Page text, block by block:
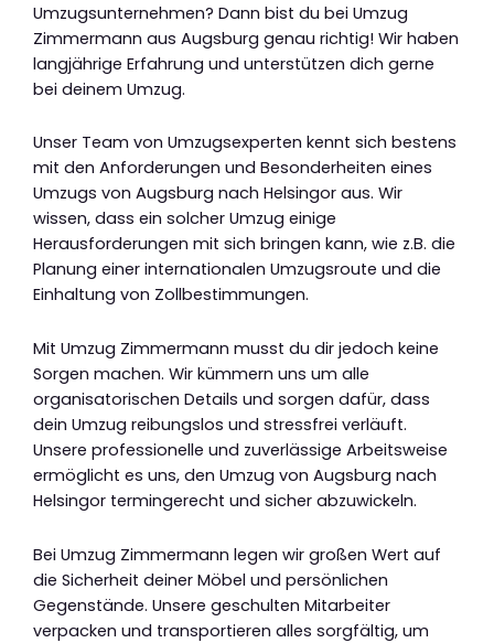
Umzugsunternehmen? Dann bist du bei Umzug
Zimmermann aus Augsburg genau richtig! Wir haben
langjährige Erfahrung und unterstützen dich gerne
bei deinem Umzug.
Unser Team von Umzugsexperten kennt sich bestens
mit den Anforderungen und Besonderheiten eines
Umzugs von Augsburg nach Helsingor aus. Wir
wissen, dass ein solcher Umzug einige
Herausforderungen mit sich bringen kann, wie z.B. die
Planung einer internationalen Umzugsroute und die
Einhaltung von Zollbestimmungen.
Mit Umzug Zimmermann musst du dir jedoch keine
Sorgen machen. Wir kümmern uns um alle
organisatorischen Details und sorgen dafür, dass
dein Umzug reibungslos und stressfrei verläuft.
Unsere professionelle und zuverlässige Arbeitsweise
ermöglicht es uns, den Umzug von Augsburg nach
Helsingor termingerecht und sicher abzuwickeln.
Bei Umzug Zimmermann legen wir großen Wert auf
die Sicherheit deiner Möbel und persönlichen
Gegenstände. Unsere geschulten Mitarbeiter
verpacken und transportieren alles sorgfältig, um